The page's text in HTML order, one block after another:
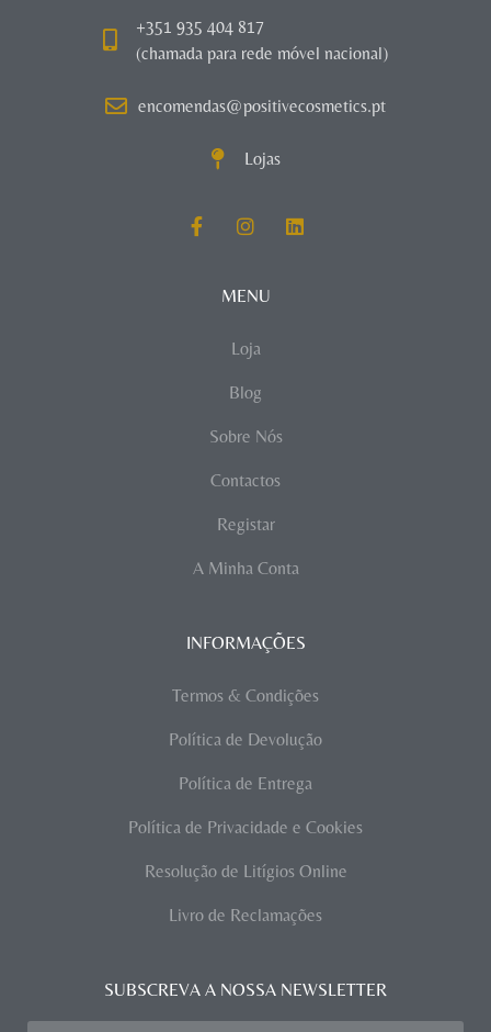
+351 935 404 817
(chamada para rede móvel nacional)
encomendas@positivecosmetics.pt
Lojas
MENU
Loja
Blog
Sobre Nós
Contactos
Registar
A Minha Conta
INFORMAÇÕES
Termos & Condições
Política de Devolução
Política de Entrega
Política de Privacidade e Cookies
Resolução de Litígios Online
Livro de Reclamações
SUBSCREVA A NOSSA NEWSLETTER